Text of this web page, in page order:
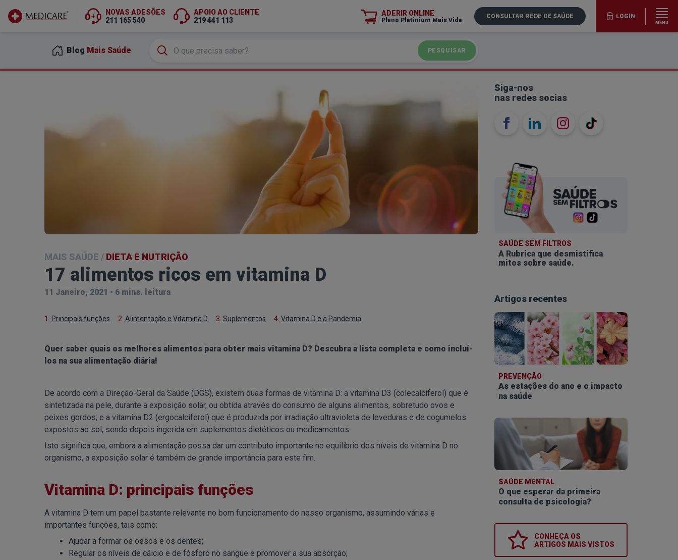
NOVAS ADESÕES
211 165 540
APOIO AO CLIENTE
219 441 113
ADERIR ONLINE
Plano Platinium Mais Vida
CONSULTAR REDE DE SAÚDE LOGIN
MENU
Blog Mais Saúde PESQUISAR
MAIS SAÚDE / DIETA E NUTRIÇÃO
17 alimentos ricos em vitamina D
11 Janeiro, 2021 • 6 mins. leitura
1. Principais funções 2. Alimentação e Vitamina D 3. Suplementos 4. Vitamina D e a Pandemia
Quer saber quais os melhores alimentos para obter mais vitamina D? Descubra a lista completa e como incluí-
los na sua alimentação diária!
De acordo com a Direção-Geral da Saúde (DGS), existem duas formas de vitamina D: a vitamina D3 (colecalciferol) que é
sintetizada na pele, durante a exposição solar, ou obtida através do consumo de alguns alimentos, sobretudo ovos e
peixes gordos; e a vitamina D2 (ergocalciferol) que é produzida por irradiação ultravioleta de leveduras e de cogumelos
expostos ao sol, sendo depois ingerida em suplementos dietéticos ou medicamentos.
Isto significa que, embora a alimentação possa dar um contributo importante no equilíbrio dos níveis de vitamina D no
organismo, a exposição solar é também de grande importância para este fim.
Vitamina D: principais funções
A vitamina D tem um papel bastante relevante no bom funcionamento do nosso organismo, assumindo várias e
importantes funções, tais como:
Ajudar a formar os ossos e os dentes;
Regular os níveis de cálcio e de fósforo no sangue e promover a sua absorção;
Siga-nos
nas redes socias
SAÚDE SEM FILTROS
A Rubrica que desmistifica
mitos sobre saúde.
Artigos recentes
PREVENÇÃO
As estações do ano e o impacto
na saúde
SAÚDE MENTAL
O que esperar da primeira
consulta de psicologia?
CONHEÇA OS
ARTIGOS MAIS VISTOS